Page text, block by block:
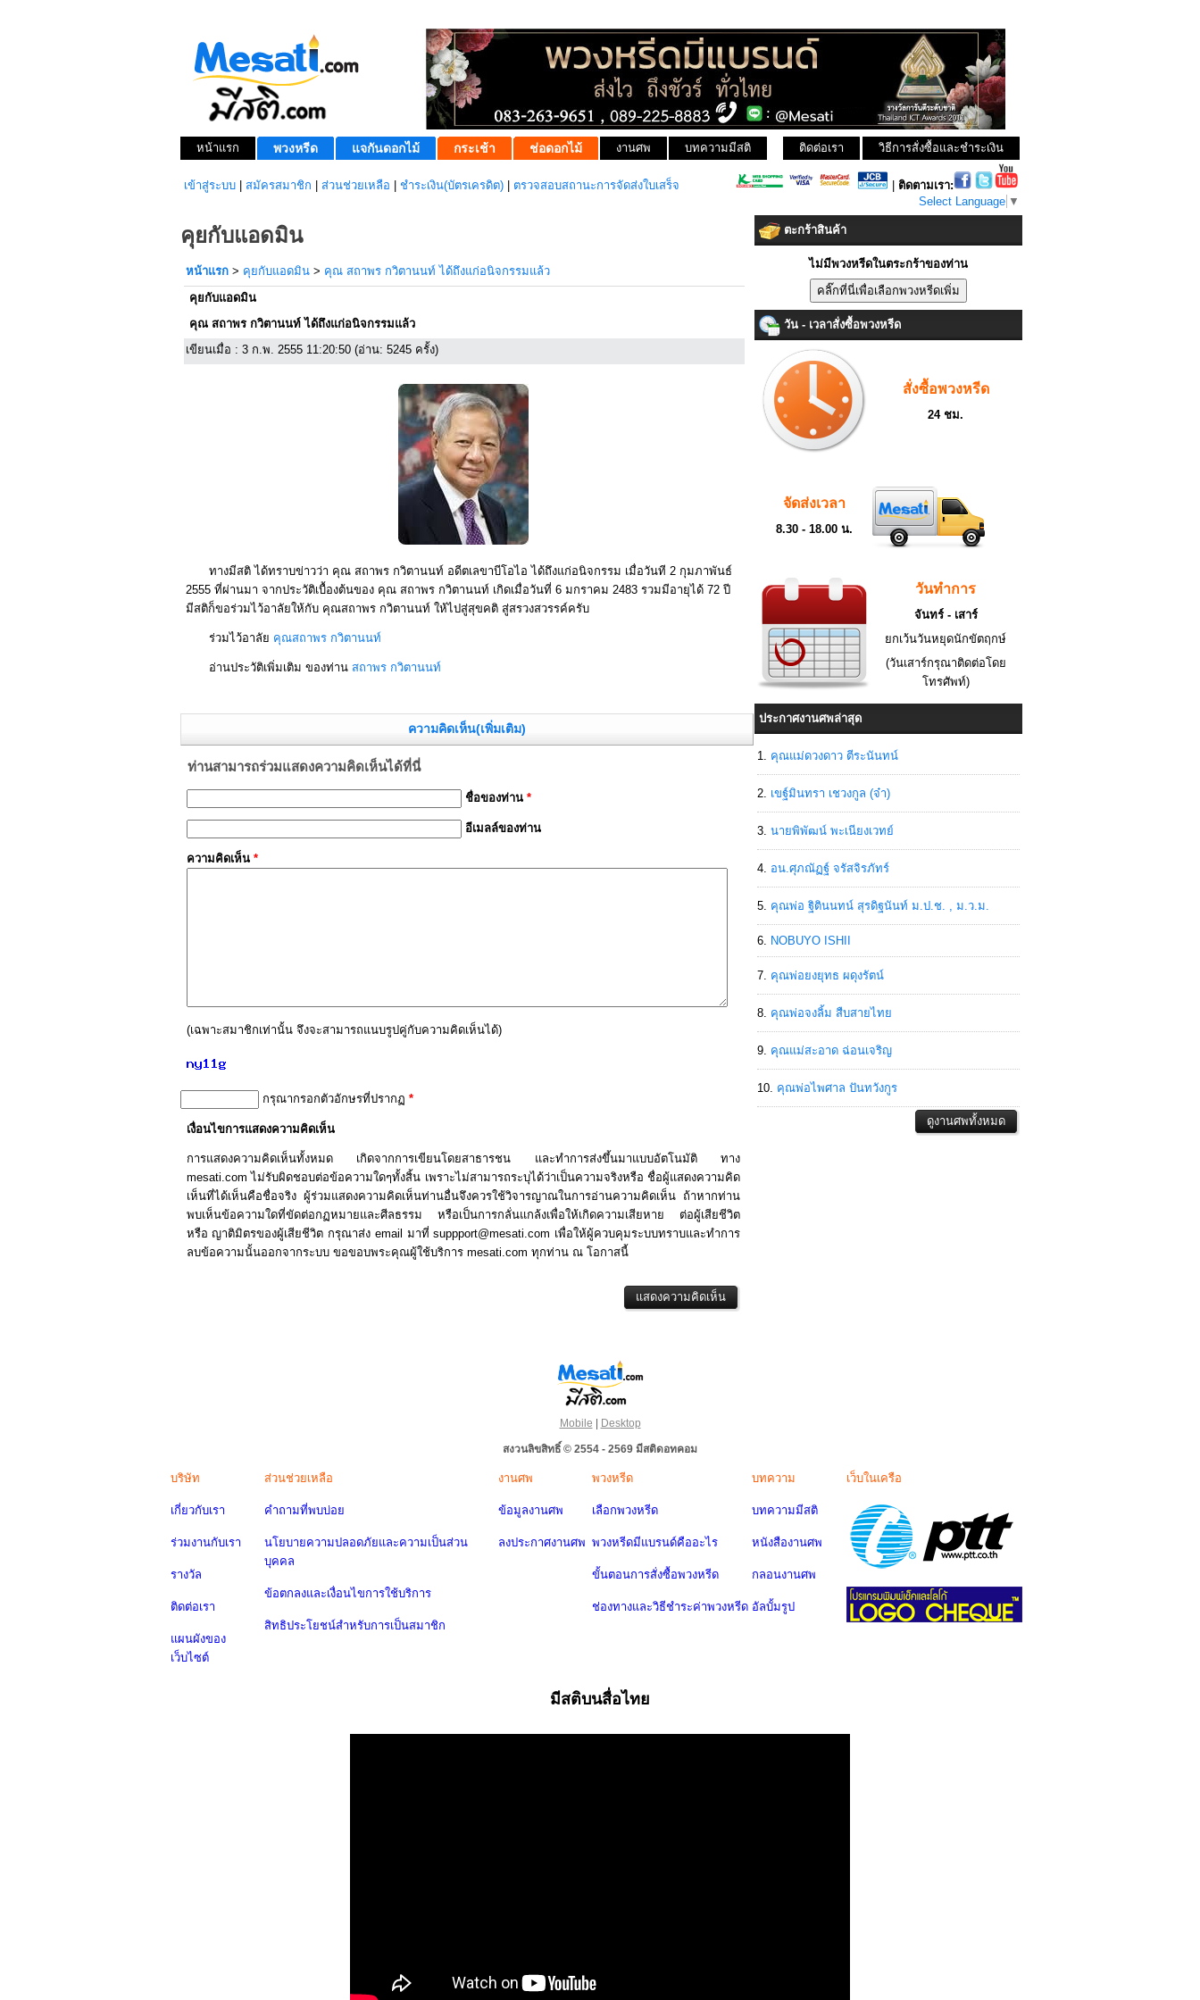
หน้าแรก พวงหรีด แจกันดอกไม้ กระเช้า ช่อดอกไม้ งานศพ บทความมีสติ วิธีการสั่งซื้อและชำระเงิน
ติดต่อเรา
เข้าสู่ระบบ สมัครสมาชิก ส่วนช่วยเหลือ ชำระเงิน(บัตรเครดิต) ตรวจสอบสถานะการจัดส่งใบเสร็จ
ติดตามเรา:
Select Language ▼
คุยกับแอดมิน
หน้าแรก > คุยกับแอดมิน > คุณ สถาพร กวิตานนท์ ได้ถึงแก่อนิจกรรมแล้ว
คุยกับแอดมิน
คุณ สถาพร กวิตานนท์ ได้ถึงแก่อนิจกรรมแล้ว
เขียนเมื่อ : 3 ก.พ. 2555 11:20:50 (อ่าน: 5245 ครั้ง)
ทางมีสติ ได้ทราบข่าวว่า คุณ สถาพร กวิตานนท์ อดีตเลขาบีโอไอ ได้ถึงแก่อนิจกรรม เมื่อวันที 2 กุมภาพันธ์
2555 ที่ผ่านมา จากประวัติเบื้องต้นของ คุณ สถาพร กวิตานนท์ เกิดเมื่อวันที่ 6 มกราคม 2483 รวมมีอายุได้ 72 ปี
มีสติก็ขอร่วมไว้อาลัยให้กับ คุณสถาพร กวิตานนท์ ให้ไปสู่สุขคติ สู่สรวงสวรรค์ครับ
ร่วมไว้อาลัย คุณสถาพร กวิตานนท์
อ่านประวัติเพิ่มเติม ของท่าน สถาพร กวิตานนท์
ความคิดเห็น(เพิ่มเติม)
ท่านสามารถร่วมแสดงความคิดเห็นได้ที่นี่
ชื่อของท่าน*
อีเมลล์ของท่าน
ความคิดเห็น *
(เฉพาะสมาชิกเท่านั้น จึงจะสามารถแนบรูปคู่กับความคิดเห็นได้)
กรุณากรอกตัวอักษรที่ปรากฏ *
เงื่อนไขการแสดงความคิดเห็น
การแสดงความคิดเห็นทั้งหมด เกิดจากการเขียนโดยสาธารชน และทำการส่งขึ้นมาแบบอัตโนมัติ ทาง
mesati.com ไม่รับผิดชอบต่อข้อความใดๆทั้งสิ้น เพราะไม่สามารถระบุได้ว่าเป็นความจริงหรือ ชื่อผู้แสดงความคิด
เห็นที่ได้เห็นคือชื่อจริง ผู้ร่วมแสดงความคิดเห็นท่านอื่นจึงควรใช้วิจารญาณในการอ่านความคิดเห็น ถ้าหากท่าน
พบเห็นข้อความใดที่ขัดต่อกฏหมายและศีลธรรม หรือเป็นการกลั่นแกล้งเพื่อให้เกิดความเสียหาย ต่อผู้เสียชีวิต
หรือ ญาติมิตรของผู้เสียชีวิต กรุณาส่ง email มาที่ suppport@mesati.com เพื่อให้ผู้ควบคุมระบบทราบและทำการ
ลบข้อความนั้นออกจากระบบ ขอขอบพระคุณผู้ใช้บริการ mesati.com ทุกท่าน ณ โอกาสนี้
ตะกร้าสินค้า
ไม่มีพวงหรีดในตระกร้าของท่าน
วัน - เวลาสั่งซื้อพวงหรีด
สั่งซื้อพวงหรีด
24 ชม.
จัดส่งเวลา
8.30 - 18.00 น.
วันทำการ
จันทร์ - เสาร์
ยกเว้นวันหยุดนักขัตฤกษ์
(วันเสาร์กรุณาติดต่อโดย
โทรศัพท์)
ประกาศงานศพล่าสุด
คุณแม่ดวงดาว ตีระนันทน์
เขฐ์มินทรา เชวงกูล (จ๋า)
นายพิพัฒน์ พะเนียงเวทย์
อน.ศุภณัฏฐ์ จรัสจิรภัทร์
คุณพ่อ ฐิตินนทน์ สุรดิฐนันท์ ม.ป.ช. , ม.ว.ม.
NOBUYO ISHII
คุณพ่อยงยุทธ ผดุงรัตน์
คุณพ่อจงลิ้ม สืบสายไทย
คุณแม่สะอาด ฉ่อนเจริญ
คุณพ่อไพศาล ปันทวังกูร
Mobile | Desktop
สงวนลิขสิทธิ์ © 2554 - 2569 มีสติดอทคอม
บริษัท
เกี่ยวกับเรา
ร่วมงานกับเรา
รางวัล
ติดต่อเรา
แผนผังของ
เว็บไซต์
ส่วนช่วยเหลือ
คำถามที่พบบ่อย
นโยบายความปลอดภัยและความเป็นส่วน
บุคคล
ข้อตกลงและเงื่อนไขการใช้บริการ
สิทธิประโยชน์สำหรับการเป็นสมาชิก
งานศพ
ข้อมูลงานศพ
ลงประกาศงานศพ
พวงหรีด
เลือกพวงหรีด
พวงหรีดมีแบรนด์คืออะไร
ขั้นตอนการสั่งซื้อพวงหรีด
ช่องทางและวิธีชำระค่าพวงหรีด
บทความ
บทความมีสติ
หนังสืองานศพ
กลอนงานศพ
อัลบั้มรูป
เว็บในเครือ
มีสติบนสื่อไทย